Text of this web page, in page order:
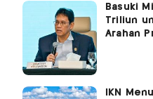
Basuki
Triliun
Arahan
IKN